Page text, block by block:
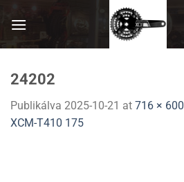
24202
Publikálva 2025-10-21 at 716 × 600
XCM-T410 175